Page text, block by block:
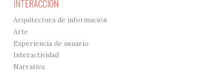
INTERACCIÓN
Arquitectura de información
Arte
Experiencia de usuario
Interactividad
Narrativa